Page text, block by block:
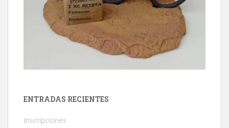
ENTRADAS RECIENTES
Inscripciones